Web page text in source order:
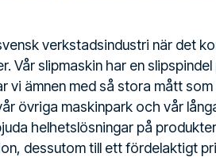
verkstadsindustri när det
Vår slipmaskin har en slipspindel
vi ämnen med så stora mått
övriga maskinpark och vår
helhetslösningar på
dessutom till ett fördelaktigt